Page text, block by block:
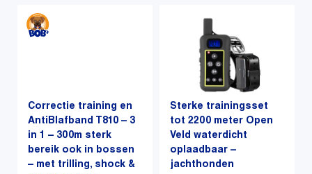
Correctie training en
AntiBlafband T810 – 3
in 1 – 300m sterk
bereik ook in bossen
– met trilling, shock &
Sterke trainingsset
tot 2200 meter Open
Veld waterdicht
oplaadbaar –
jachthonden